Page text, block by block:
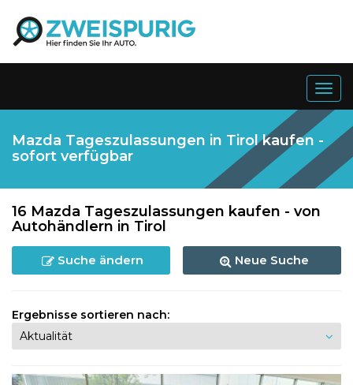
Mazda Tageszulassungen in Tirol kaufen -
sofort verfügbar
16 Mazda Tageszulassungen kaufen - von
Autohändlern in Tirol
Suche ändern Neue Suche
Ergebnisse sortieren nach: